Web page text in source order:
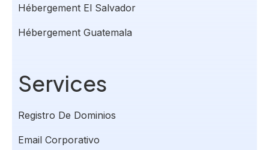
Hébergement El Salvador
Hébergement Guatemala
Services
Registro De Dominios
Email Corporativo